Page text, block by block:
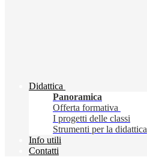
Didattica
Panoramica
Offerta formativa
I progetti delle classi
Strumenti per la didattica
Info utili
Contatti